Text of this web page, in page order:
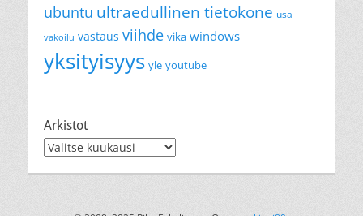
ubuntu ultraedullinen tietokone usa
vakoilu vastaus viihde vika windows
yksityisyys yle youtube
Arkistot
Arkistot